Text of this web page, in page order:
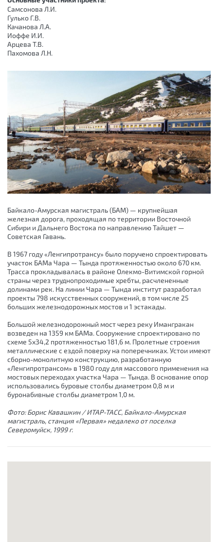
Байкало-Амурская магистраль (БАМ) — крупнейшая
железная дорога, проходящая по территории Восточной
Сибири и Дальнего Востока по направлению Тайшет —
Советская Гавань.
В 1967 году «Ленгипротрансу» было поручено спроектировать
участок БАМа Чара — Тында протяженностью около 670 км.
Трасса прокладывалась в районе Олекмо-Витимской горной
страны через труднопроходимые хребты, расчлененные
долинами рек. На линии Чара — Тында институт разработал
проекты 798 искусственных сооружений, в том числе 25
больших железнодорожных мостов и 1 эстакады.
Большой железнодорожный мост через реку Имангракан
возведен на 1359 км БАМа. Сооружение спроектировано по
схеме 5х34,2 протяженностью 181,6 м. Пролетные строения
металлические с ездой поверху на поперечниках. Устои имеют
сборно-монолитную конструкцию, разработанную
«Ленгипротрансом» в 1980 году для массового применения на
мостовых переходах участка Чара — Тында. В основание опор
использовались буровые столбы диаметром 0,8 м и
буронабивные столбы диаметром 1,0 м.
Фото: Борис Кавашкин / ИТАР-ТАСС, Байкало-Амурская
магистраль, станция «Первая» недалеко от поселка
Северомуйск, 1999 г.
Самсонова Л.И.
Гулько Г.В.
Качанова Л.А.
Иоффе И.И.
Арцева Т.В.
Пахомова Л.Н.